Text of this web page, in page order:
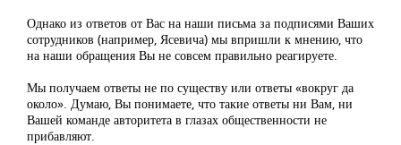
Однако из ответов от Вас на наши письма за подписями Ваших
сотрудников (например, Ясевича) мы впришли к мнению, что
на наши обращения Вы не совсем правильно реагируете.
Мы получаем ответы не по существу или ответы «вокруг да
около». Думаю, Вы понимаете, что такие ответы ни Вам, ни
Вашей команде авторитета в глазах общественности не
прибавляют.